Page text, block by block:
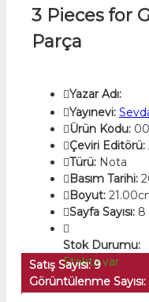
3 Pieces for
Parça
Yazar Adı:
Yayınevi:
Ürün Kodu:
Çeviri Editörü:
Türü: Nota
Basım Tarihi:
Boyut:
Sayfa Sayısı: 8
Stok Durumu:
Stokta var
Satış Sayısı: 9
Görüntülenme Sayısı: